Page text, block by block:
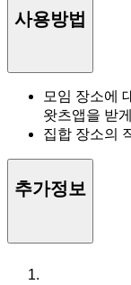
사용방법
모임 장소에
왓츠앱을 받
집합 장소의
추가정보